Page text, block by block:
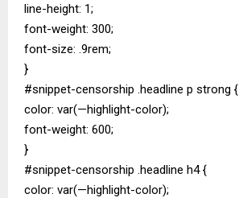
line-height: 1;
font-weight: 300;
font-size: .9rem;
}
#snippet-censorship .headline p strong {
color: var(—highlight-color);
font-weight: 600;
}
#snippet-censorship .headline h4 {
color: var(—highlight-color);